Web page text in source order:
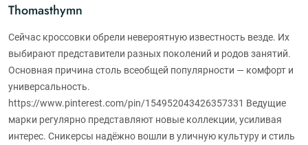
Thomasthymn
Сейчас кроссовки обрели невероятную известность везде. Их
выбирают представители разных поколений и родов занятий.
Основная причина столь всеобщей популярности — комфорт и
универсальность.
https://www.pinterest.com/pin/154952043426357331 Ведущие
марки регулярно представляют новые коллекции, усиливая
интерес. Сникерсы надёжно вошли в уличную культуру и стиль